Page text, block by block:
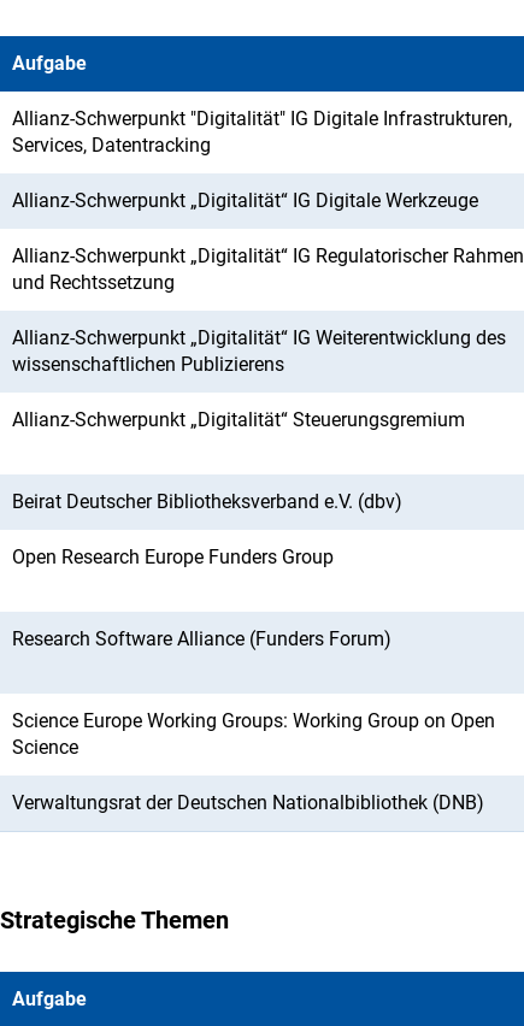
Aufgabe
Allianz-Schwerpunkt "Digitalität" IG Digitale Infrastrukturen,
Services, Datentracking
Allianz-Schwerpunkt „Digitalität“ IG Digitale Werkzeuge
Allianz-Schwerpunkt „Digitalität“ IG Regulatorischer Rahmen
und Rechtssetzung
Allianz-Schwerpunkt „Digitalität“ IG Weiterentwicklung des
wissenschaftlichen Publizierens
Allianz-Schwerpunkt „Digitalität“ Steuerungsgremium
Beirat Deutscher Bibliotheksverband e.V. (dbv)
Open Research Europe Funders Group
Research Software Alliance (Funders Forum)
Science Europe Working Groups: Working Group on Open
Science
Verwaltungsrat der Deutschen Nationalbibliothek (DNB)
Strategische Themen
Aufgabe